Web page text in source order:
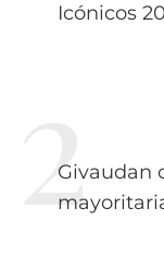
Icónicos
Givaudan